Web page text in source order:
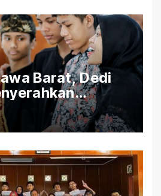
Barat, Dedi
Kepada Siswa
Kota Bandung